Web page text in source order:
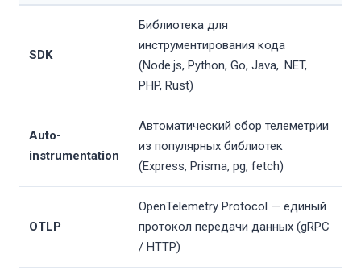
SDK
Библиотека для
инструментирования кода
(Node.js, Python, Go, Java, .NET,
PHP, Rust)
Auto-
instrumentation
Автоматический сбор телеметрии
из популярных библиотек
(Express, Prisma, pg, fetch)
OTLP
OpenTelemetry Protocol — единый
протокол передачи данных (gRPC
/ HTTP)